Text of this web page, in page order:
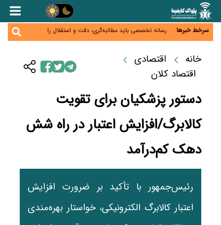
سرخط خبرها
هشدار درباره کاهش عرضه مسکن اجاره‌ای؛ دولت
واحدهای خود را وارد بازار کند
رسانه تخصصی باید مطالبه‌گری، دقت و استقلال را
سرلوحه کار خود قرار دهداحراز صلاحیت ۱۹۴۱ مدیر در شرکت‌های وزارت کار انجام
صادرات محصولات آب‌بر در اوج خشکسالی؛ تراز تجاری
به چه قیمتی؟ موبایل گران می‌شود؟ هزینه واردات ۱۰ برابر شد، ثبت
سفارش همچنان متوقف است
خانه
اقتصادی
اقتصاد کلان
دستور پزشکیان برای تقویت
کالابرگ/افزایش اعتبار در راه شش
دهک کم‌درآمد
رئیس‌جمهور با تأکید بر ضرورت افزایش
اعتبار کالابرگ الکترونیکی، خواستار بهره‌مندی